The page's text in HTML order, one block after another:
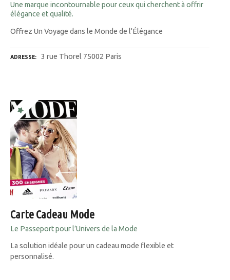
Une marque incontournable pour ceux qui cherchent à offrir
élégance et qualité.
Offrez Un Voyage dans le Monde de l'Élégance
ADRESSE 3 rue Thorel 75002 Paris
Carte Cadeau Mode
Le Passeport pour l’Univers de la Mode
La solution idéale pour un cadeau mode flexible et
personnalisé.